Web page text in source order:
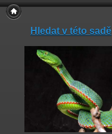
Hledat v této sadě